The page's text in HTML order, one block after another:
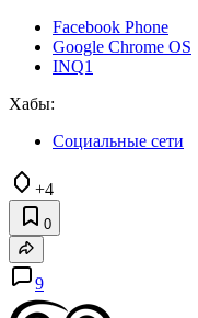
Facebook Phone
Google Chrome OS
INQ1
Хабы:
Социальные сети
+4
0
9